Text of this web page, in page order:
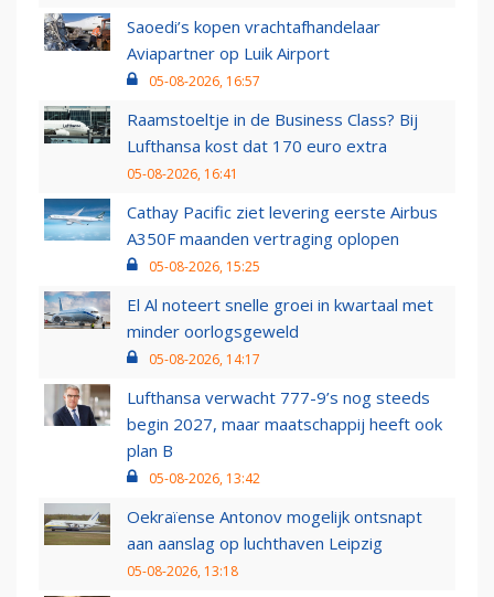
Saoedi’s kopen vrachtafhandelaar
Aviapartner op Luik Airport
05-08-2026, 16:57
Raamstoeltje in de Business Class? Bij
Lufthansa kost dat 170 euro extra
05-08-2026, 16:41
Cathay Pacific ziet levering eerste Airbus
A350F maanden vertraging oplopen
05-08-2026, 15:25
El Al noteert snelle groei in kwartaal met
minder oorlogsgeweld
05-08-2026, 14:17
Lufthansa verwacht 777-9’s nog steeds
begin 2027, maar maatschappij heeft ook
plan B
05-08-2026, 13:42
Oekraïense Antonov mogelijk ontsnapt
aan aanslag op luchthaven Leipzig
05-08-2026, 13:18